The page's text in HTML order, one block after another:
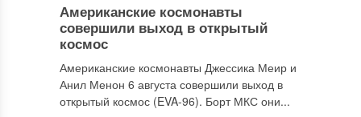
Американские космонавты
совершили выход в открытый
космос
Американские космонавты Джессика Меир и
Анил Менон 6 августа совершили выход в
открытый космос (EVA-96). Борт МКС они...